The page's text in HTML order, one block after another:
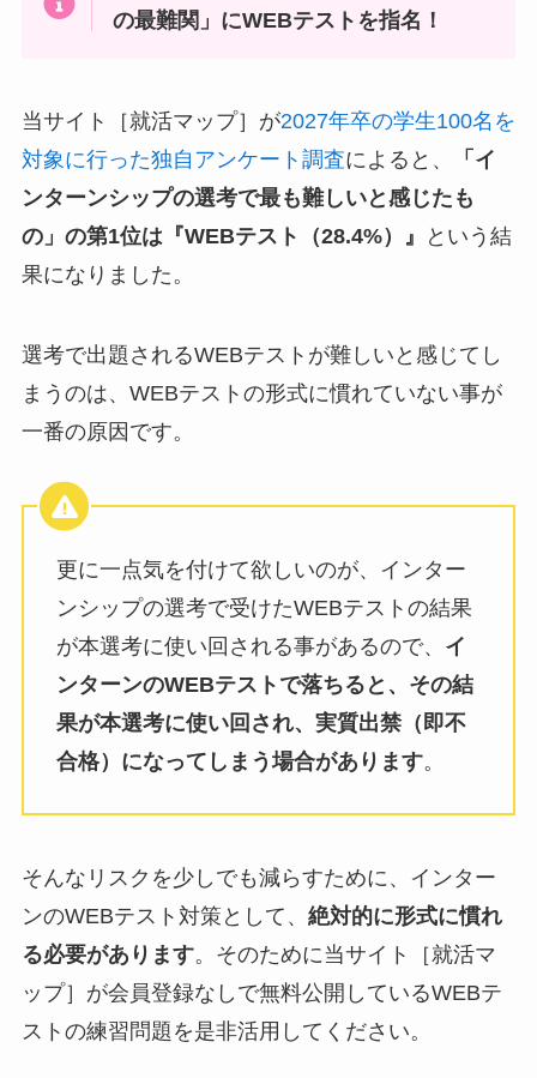
の最難関」にWEBテストを指名！
当サイト［就活マップ］が2027年卒の学生100名を
対象に行った独自アンケート調査によると、
「イ
ンターンシップの選考で最も難しいと感じたも
の」の第1位は『WEBテスト（28.4%）』
という結
果になりました。
選考で出題されるWEBテストが難しいと感じてし
まうのは、WEBテストの形式に慣れていない事が
一番の原因です。
更に一点気を付けて欲しいのが、インター
ンシップの選考で受けたWEBテストの結果
が本選考に使い回される事があるので、 イ
ンターンのWEBテストで落ちると、その結
果が本選考に使い回され、実質出禁（即不
合格）になってしまう場合があります。
そんなリスクを少しでも減らすために、インター
ンのWEBテスト対策として、 絶対的に形式に慣れ
る必要があります。そのために当サイト［就活マ
ップ］が会員登録なしで無料公開しているWEBテ
ストの練習問題を是非活用してください。